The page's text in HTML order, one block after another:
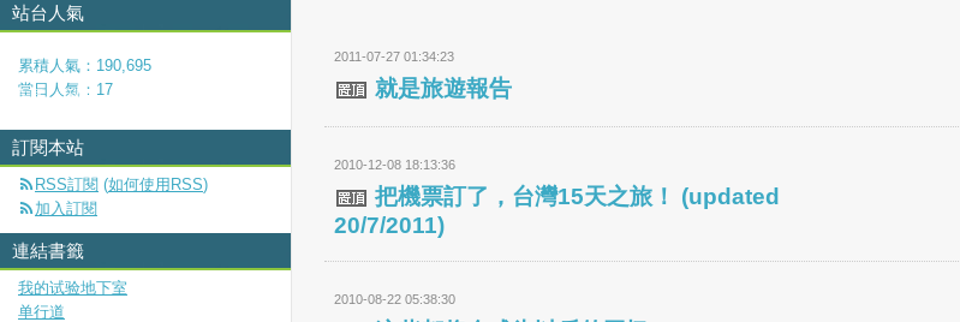
首頁 活動
2011-07-27 01:34:23
就是旅遊報告
2010-12-08 18:13:36
把機票訂了，台灣15天之旅！ (updated
20/7/2011)
2010-08-22 05:38:30
站台人氣
累積人氣： 190,695
當日人氣： 17
訂閱本站
RSS訂閱 (如何使用RSS)
加入訂閱
連結書籤
我的试验地下室
单行道